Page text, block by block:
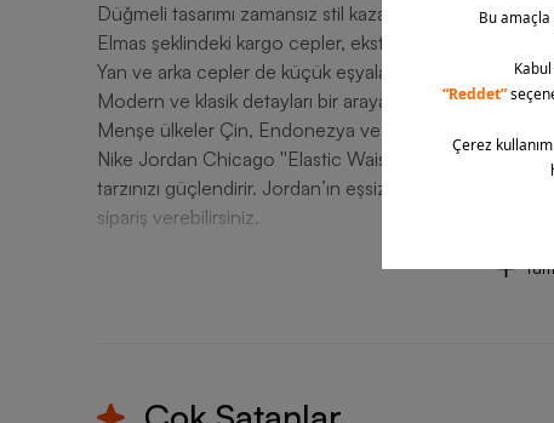
Düğmeli tasarımı zamansız stil kazandırır.
Elmas şeklindeki kargo cepler, ekstra saklama alanı
Yan ve arka cepler de küçük eşyalarınızı pratik şekilde
Modern ve klasik detayları bir araya getiren tasarım,
Menşe ülkeler Çin, Endonezya ve Vietnam.
Nike Jordan Chicago ''Elastic Waistband Detail With
tarzınızı güçlendirir. Jordan’ın eşsiz tasarım
sipariş verebilirsiniz.